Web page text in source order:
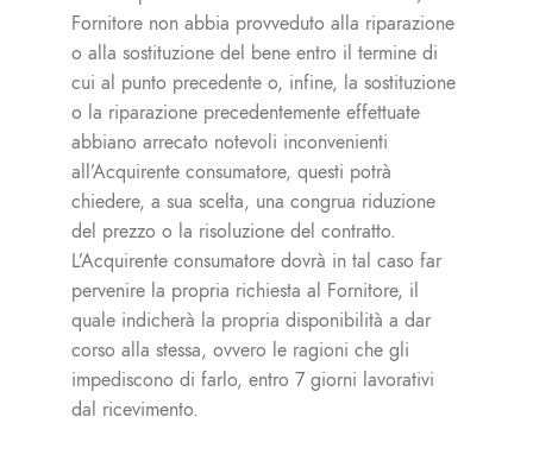
Fornitore non abbia provveduto alla riparazione
o alla sostituzione del bene entro il termine di
cui al punto precedente o, infine, la sostituzione
o la riparazione precedentemente effettuate
abbiano arrecato notevoli inconvenienti
all’Acquirente consumatore, questi potrà
chiedere, a sua scelta, una congrua riduzione
del prezzo o la risoluzione del contratto.
L’Acquirente consumatore dovrà in tal caso far
pervenire la propria richiesta al Fornitore, il
quale indicherà la propria disponibilità a dar
corso alla stessa, ovvero le ragioni che gli
impediscono di farlo, entro 7 giorni lavorativi
dal ricevimento.